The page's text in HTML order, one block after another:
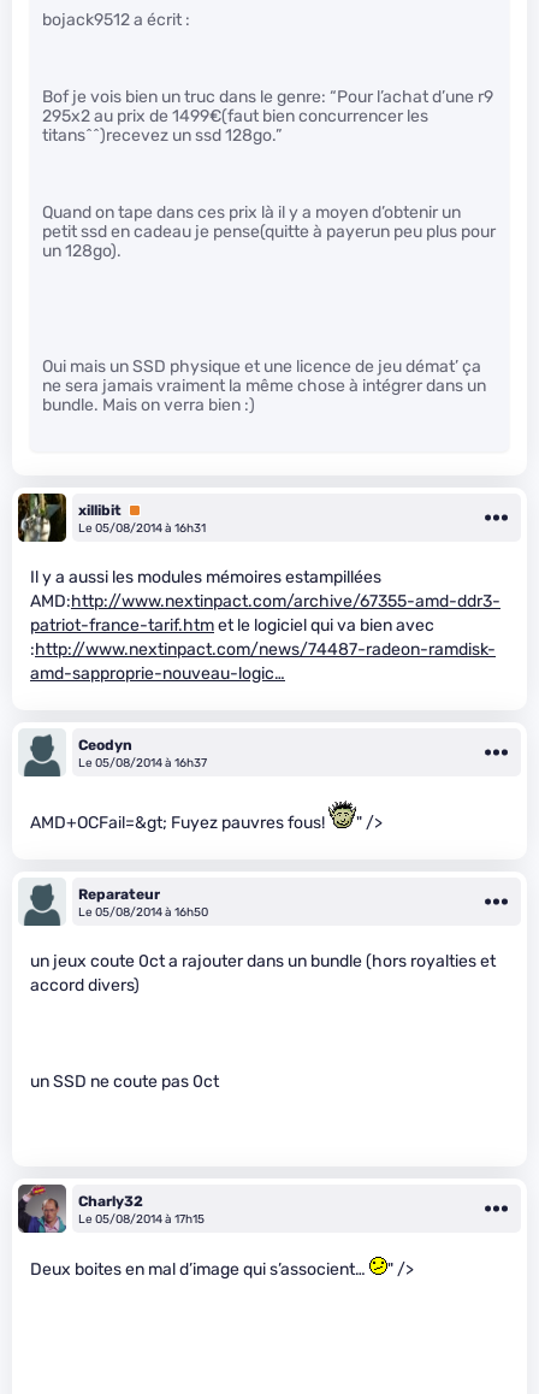
bojack9512 a écrit :
Bof je vois bien un truc dans le genre: “Pour l’achat d’une r9
295x2 au prix de 1499€(faut bien concurrencer les
titans^^)recevez un ssd 128go.”
Quand on tape dans ces prix là il y a moyen d’obtenir un
petit ssd en cadeau je pense(quitte à payerun peu plus pour
un 128go).
Oui mais un SSD physique et une licence de jeu démat’ ça
ne sera jamais vraiment la même chose à intégrer dans un
bundle. Mais on verra bien :)
xillibit Premium
Le 05/08/2014 à 16h31
Il y a aussi les modules mémoires estampillées
AMD:http://www.nextinpact.com/archive/67355-amd-ddr3-
patriot-france-tarif.htmet le logiciel qui va bien avec
:http://www.nextinpact.com/news/74487-radeon-ramdisk-
amd-sapproprie-nouveau-logic…
Ceodyn
Le 05/08/2014 à 16h37
AMD+OCFail=&gt; Fuyez pauvres fous! " />
Reparateur
Le 05/08/2014 à 16h50
un jeux coute 0ct a rajouter dans un bundle (hors royalties et
accord divers)
un SSD ne coute pas 0ct
Charly32
Le 05/08/2014 à 17h15
Deux boites en mal d’image qui s’associent… " />